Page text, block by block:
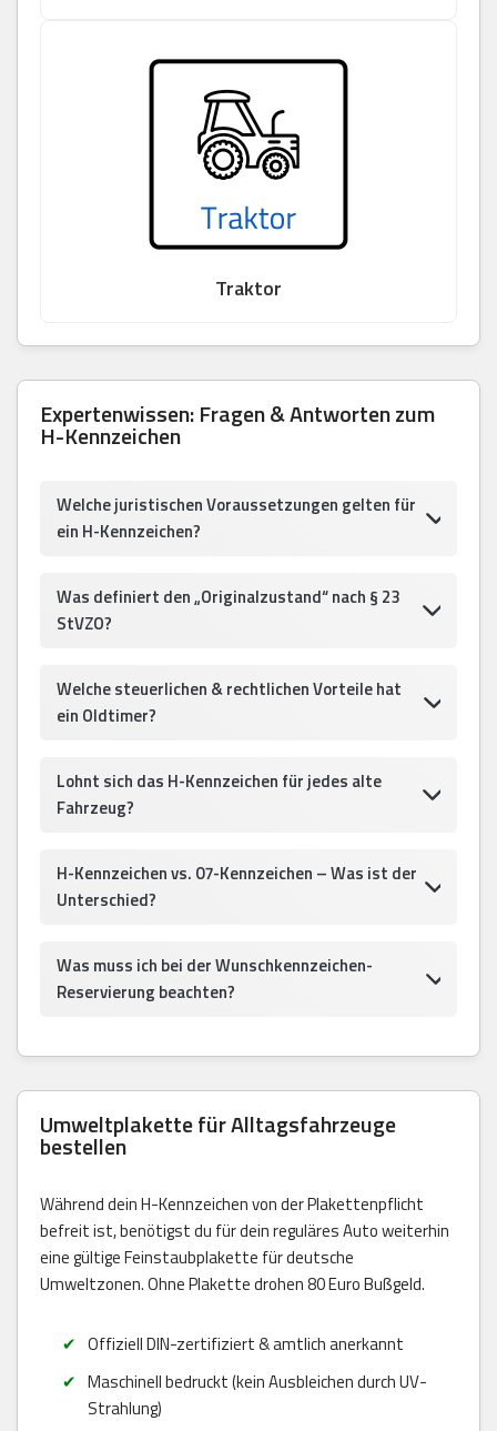
Traktor
Expertenwissen: Fragen & Antworten zum
H-Kennzeichen
Welche juristischen Voraussetzungen gelten für
ein H-Kennzeichen?
Was definiert den „Originalzustand“ nach § 23
StVZO?
Welche steuerlichen & rechtlichen Vorteile hat
ein Oldtimer?
Lohnt sich das H-Kennzeichen für jedes alte
Fahrzeug?
H-Kennzeichen vs. 07-Kennzeichen – Was ist der
Unterschied?
Was muss ich bei der Wunschkennzeichen-
Reservierung beachten?
Umweltplakette für Alltagsfahrzeuge
bestellen
Während dein H-Kennzeichen von der Plakettenpflicht
befreit ist, benötigst du für dein reguläres Auto weiterhin
eine gültige Feinstaubplakette für deutsche
Umweltzonen. Ohne Plakette drohen 80 Euro Bußgeld.
Offiziell DIN-zertifiziert & amtlich anerkannt
Maschinell bedruckt (kein Ausbleichen durch UV-
Strahlung)